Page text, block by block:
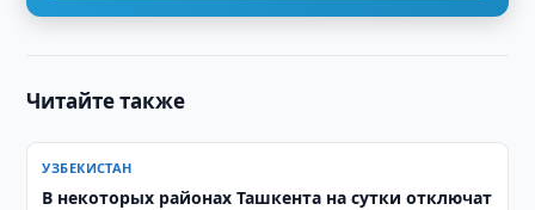
Читайте также
УЗБЕКИСТАН
В некоторых районах Ташкента на сутки отключат